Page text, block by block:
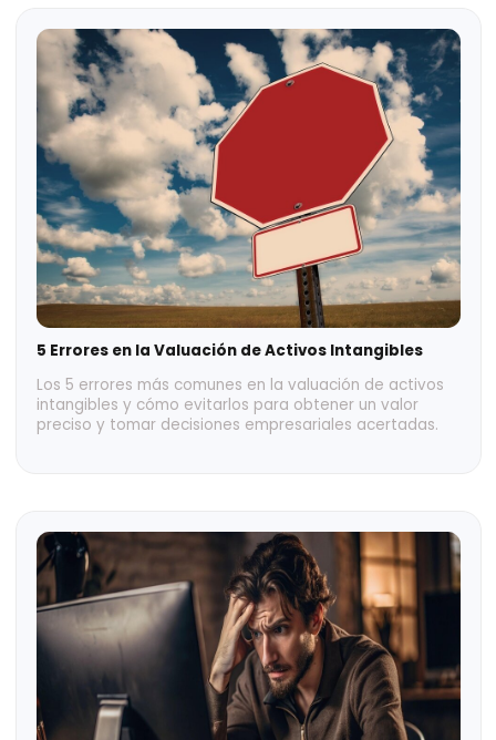
5 Errores en la Valuación de Activos Intangibles
Los 5 errores más comunes en la valuación de activos
intangibles y cómo evitarlos para obtener un valor
preciso y tomar decisiones empresariales acertadas.